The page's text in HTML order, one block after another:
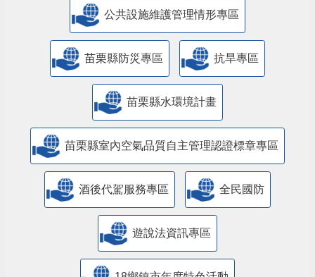
​公共設施維護管理情形專區
苗栗縣防災專區 抗旱專區
苗栗縣水環境計畫
苗栗縣室內空氣品質自主管理認證標章專區
酒後代駕服務專區 全民國防
遊說法資訊專區